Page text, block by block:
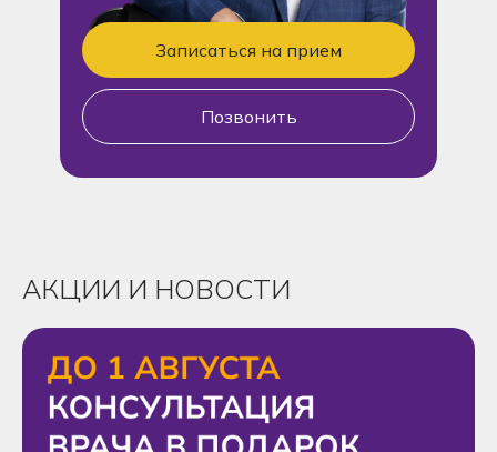
Записаться на прием
Позвонить
АКЦИИ И НОВОСТИ